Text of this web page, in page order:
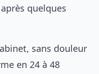
quelques
sans douleur
en 24 à 48